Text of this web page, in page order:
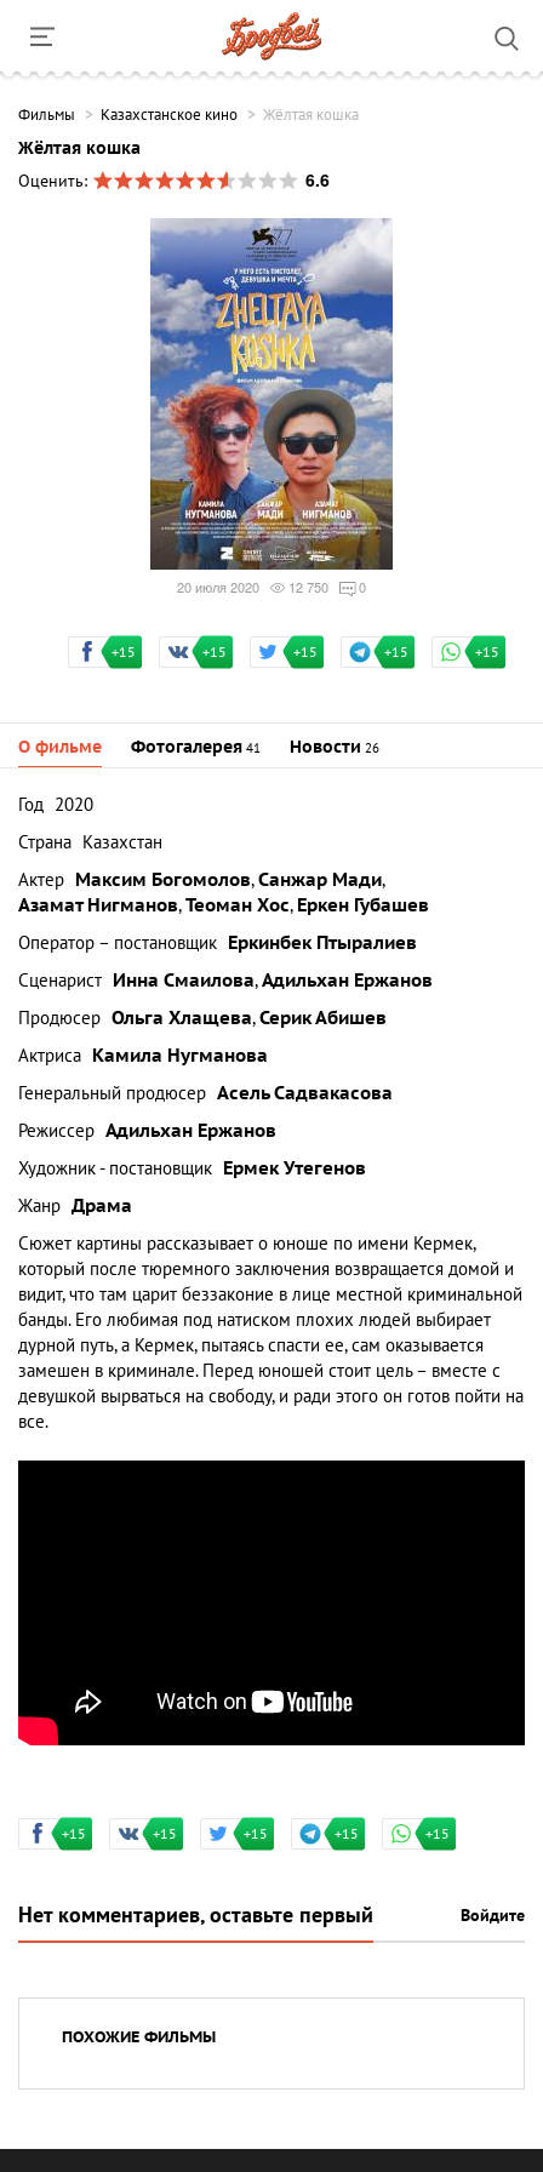
Фильмы Казахстанское кино Жёлтая кошка
Жёлтая кошка
Оценить:
6.6
20 июля 2020 12 750 0
+15 +15 +15 +15 +15
О фильме Фотогалерея 41 Новости 26
Год 2020
Страна Казахстан
Актер Максим Богомолов,Санжар Мади,
Азамат Нигманов,Теоман Хос, Еркен Губашев
Оператор – постановщик Еркинбек Птыралиев
Сценарист Инна Смаилова,Адильхан Ержанов
Продюсер Ольга Хлащева,Серик Абишев
Актриса Камила Нугманова
Генеральный продюсер Асель Садвакасова
Режиссер Адильхан Ержанов
Художник - постановщик Ермек Утегенов
Жанр Драма
Сюжет картины рассказывает о юноше по имени Кермек,
который после тюремного заключения возвращается домой и
видит, что там царит беззаконие в лице местной криминальной
банды. Его любимая под натиском плохих людей выбирает
дурной путь, а Кермек, пытаясь спасти ее, сам оказывается
замешен в криминале. Перед юношей стоит цель – вместе с
девушкой вырваться на свободу, и ради этого он готов пойти на
все.
+15 +15 +15 +15 +15
Нет комментариев, оставьте первый Войдите
ПОХОЖИЕ ФИЛЬМЫ